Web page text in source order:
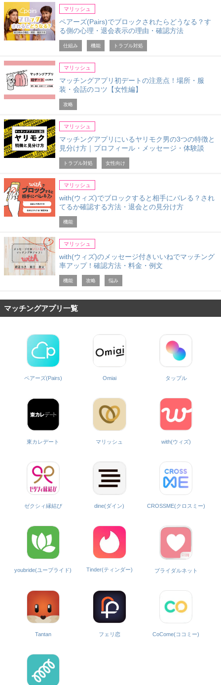
マリッシュ
ペアーズ(Pairs)でブロックされたらどうなる？す
る側の心理・退会表示の理由・確認方法
仕組み 機能 トラブル対処
マリッシュ
マッチングアプリ初デートの注意点！場所・服
装・会話のコツ【女性編】
攻略
マリッシュ
マッチングアプリにいるヤリモク男の3つの特徴と
見分け方｜プロフィール・メッセージ・体験談
トラブル対処 女性向け
マリッシュ
with(ウィズ)でブロックすると相手にバレる？され
てるか確認する方法・退会との見分け方
機能
マリッシュ
with(ウィズ)のメッセージ付きいいねでマッチング
率アップ！確認方法・料金・例文
機能 攻略 悩み
マッチングアプリ一覧
ペアーズ(Pairs) Omiai タップル
東カレデート マリッシュ with(ウィズ)
ゼクシィ縁結び dine(ダイン) CROSSME(クロスミー)
youbride(ユーブライド) Tinder(ティンダー) ブライダルネット
Tantan フェリ恋 CoCome(ココミー)